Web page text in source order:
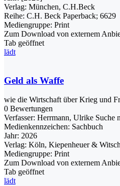
Verlag: München, C.H.Beck
Reihe: C.H. Beck Paperback; 6629
Mediengruppe: Print
Zum Download von externem
Tab geöffnet
lädt
Geld als Waffe
wie die Wirtschaft über Krieg und
0 Bewertungen
Verfasser: Herrmann, Ulrike Suche
Medienkennzeichen: Sachbuch
Jahr: 2026
Verlag: Köln, Kiepenheuer & Witsch
Mediengruppe: Print
Zum Download von externem
Tab geöffnet
lädt